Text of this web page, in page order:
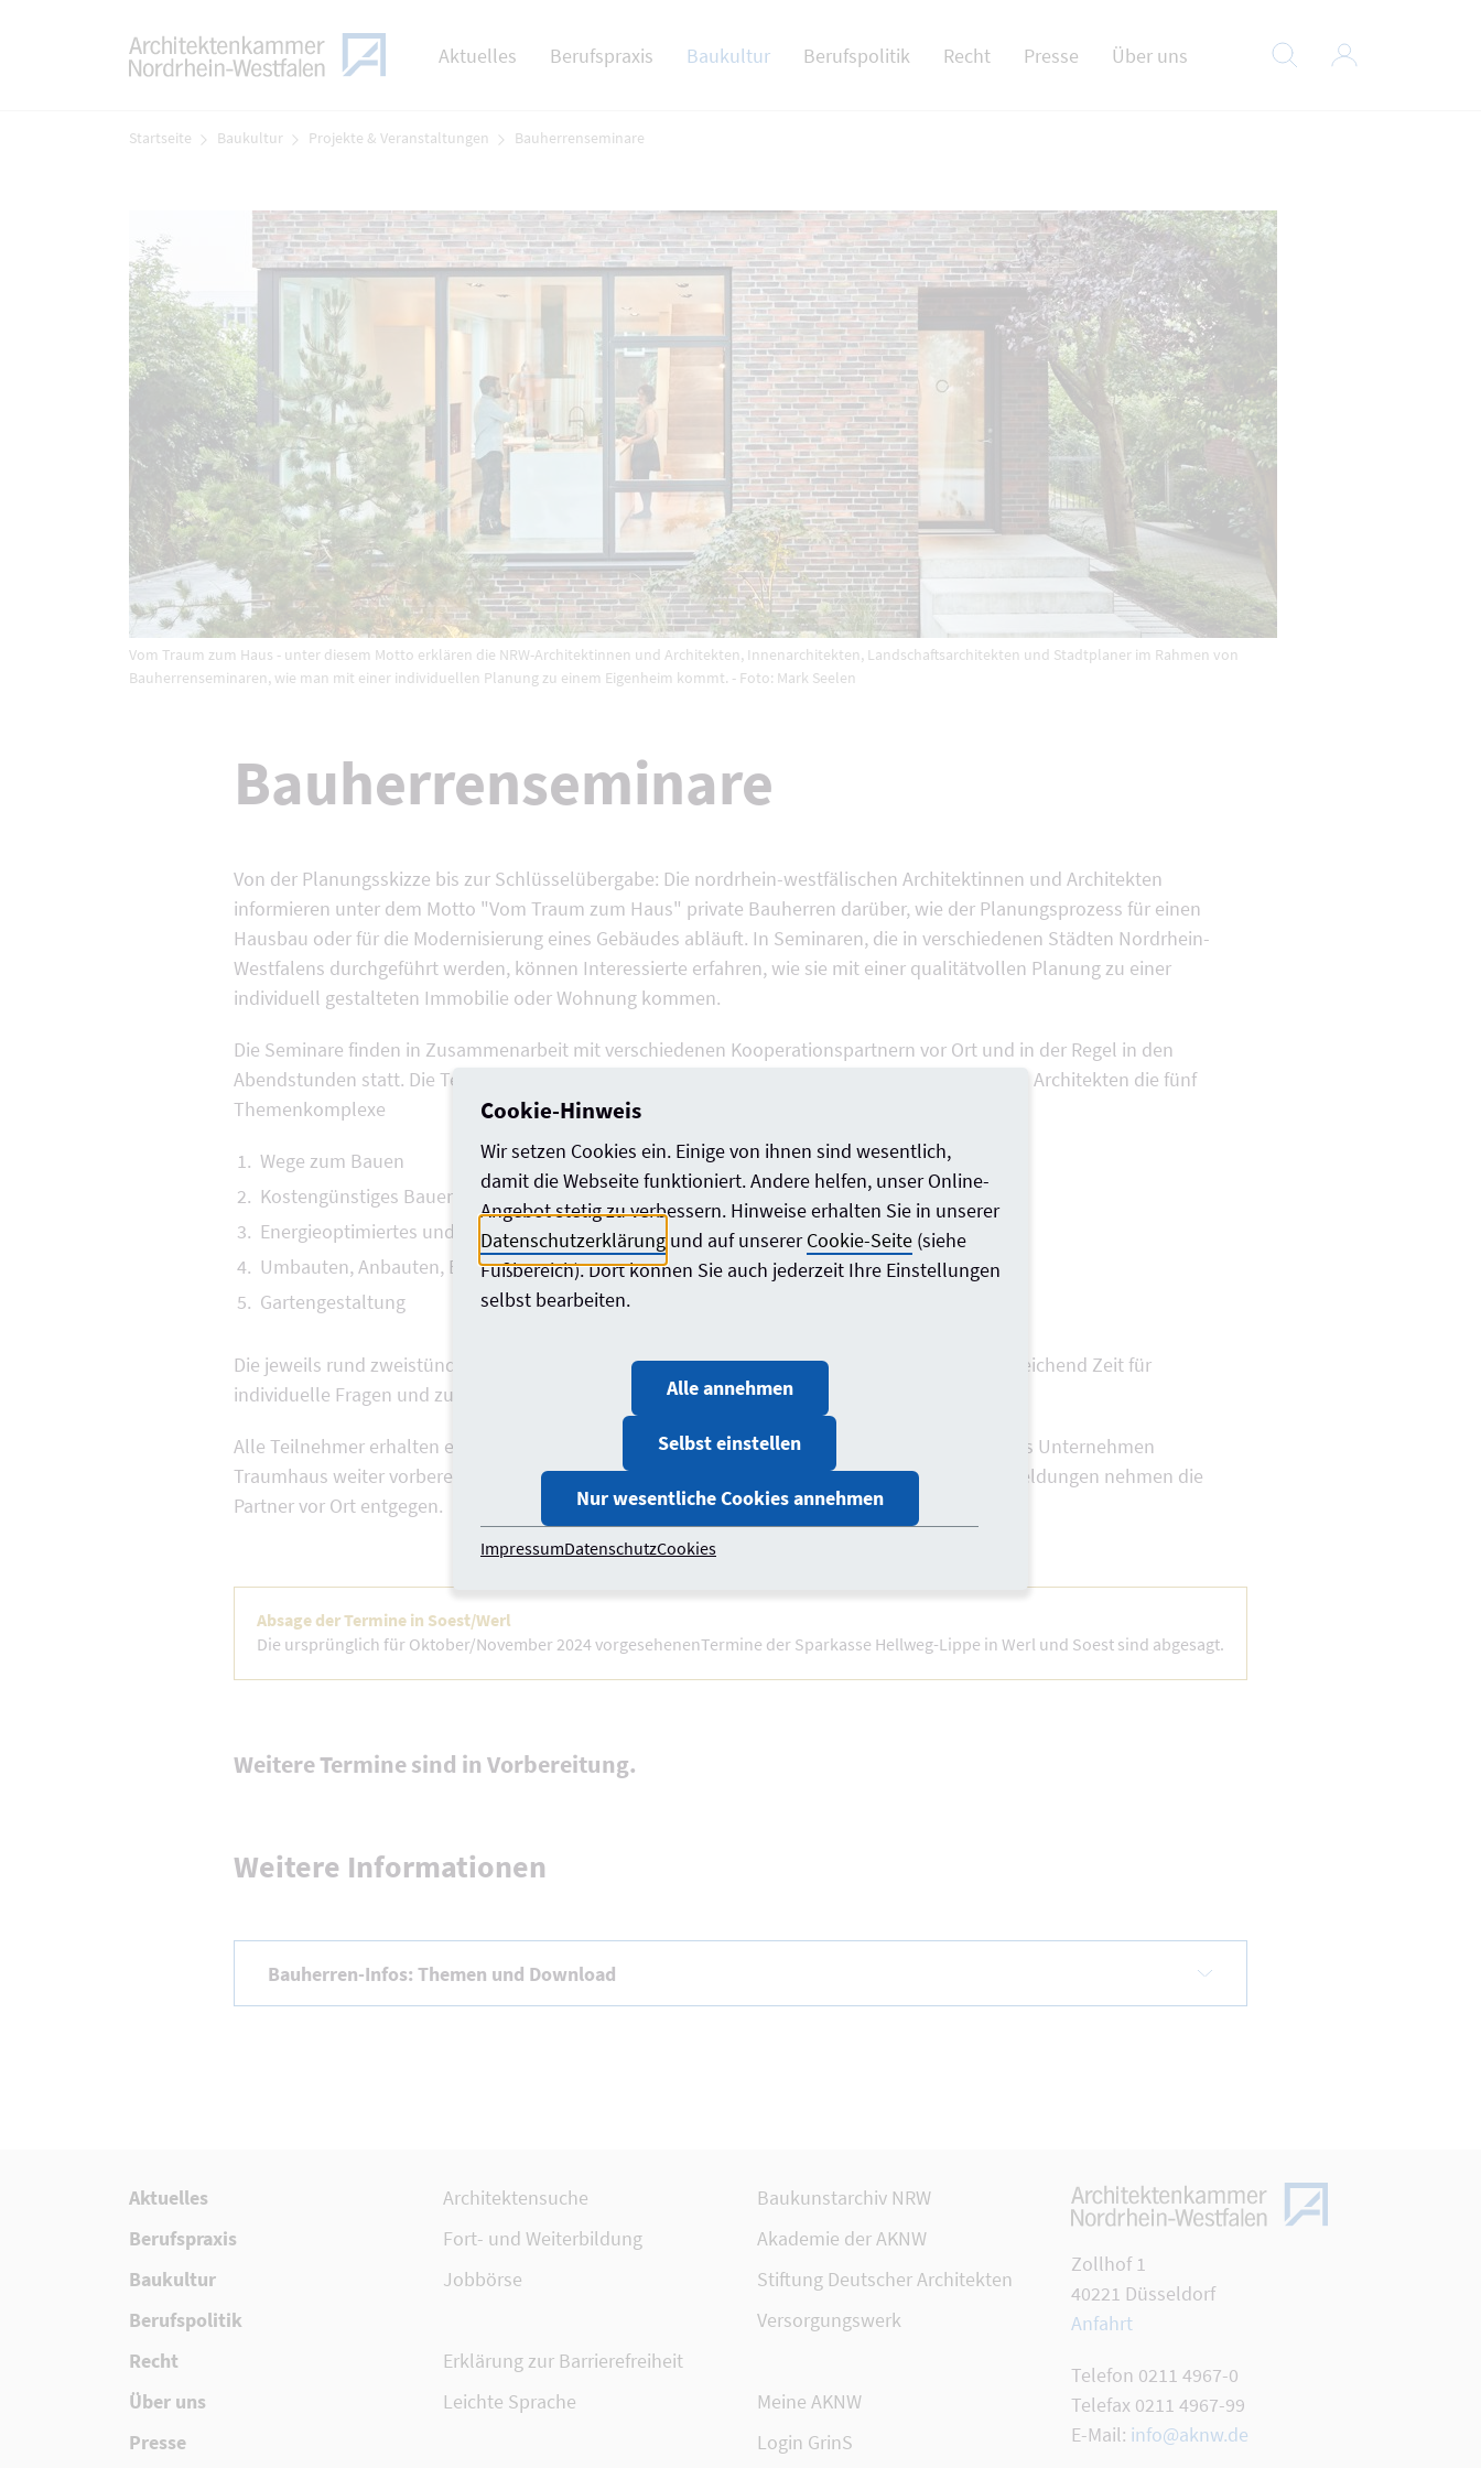
Aktuelles
Berufspraxis Baukultur Berufspolitik Recht Presse Über uns
Startseite Baukultur Projekte & Veranstaltungen Bauherrenseminare
Vom Traum zum Haus - unter diesem Motto erklären die NRW-Architektinnen und Architekten, Innenarchitekten, Landschaftsarchitekten und Stadtplaner im Rahmen von
Bauherrenseminaren, wie man mit einer individuellen Planung zu einem Eigenheim kommt. - Foto: Mark Seelen
Bauherrenseminare
Von der Planungsskizze bis zur Schlüsselübergabe: Die nordrhein-westfälischen Architektinnen und Architekten
informieren unter dem Motto "Vom Traum zum Haus" private Bauherren darüber, wie der Planungsprozess für einen
Hausbau oder für die Modernisierung eines Gebäudes abläuft. In Seminaren, die in verschiedenen Städten Nordrhein-
Westfalens durchgeführt werden, können Interessierte erfahren, wie sie mit einer qualitätvollen Planung zu einer
individuell gestalteten Immobilie oder Wohnung kommen.
Die Seminare finden in Zusammenarbeit mit verschiedenen Kooperationspartnern vor Ort und in der Regel in den
Abendstunden statt. Die Teilnehmer erarbeiten unter der Leitung erfahrener Architektinnen und Architekten die fünf
Themenkomplexe
Wege zum Bauen
Kostengünstiges Bauen
Energieoptimiertes und umweltschonendes Bauen
Umbauten, Anbauten, Bauen im Bestand
Gartengestaltung
Die jeweils rund zweistündigen Veranstaltungen sind so aufgebaut, dass den Teilnehmern ausreichend Zeit für
individuelle Fragen und zur Diskussion bleibt.
Alle Teilnehmer erhalten einen umfangreichen Schulungsordner, um sich auch zu Hause auf das Unternehmen
Traumhaus weiter vorbereiten zu können. Die Teilnahme an den Seminaren ist kostenlos. Anmeldungen nehmen die
Partner vor Ort entgegen.
Absage der Termine in Soest/Werl
Die ursprünglich für Oktober/November 2024 vorgesehenenTermine der Sparkasse Hellweg-Lippe in Werl und Soest sind abgesagt.
Weitere Termine sind in Vorbereitung.
Weitere Informationen
Bauherren-Infos: Themen und Download
Aktuelles
Berufspraxis
Baukultur
Berufspolitik
Recht
Über uns
Presse
Architektensuche
Fort- und Weiterbildung
Jobbörse
Erklärung zur Barrierefreiheit
Leichte Sprache
Baukunstarchiv NRW
Akademie der AKNW
Stiftung Deutscher Architekten
Versorgungswerk
Meine AKNW
Login GrinS
Zollhof 1
40221 Düsseldorf
Anfahrt
Telefon 0211 4967-0
Telefax 0211 4967-99
E-Mail: info@aknw.de
Cookie-Hinweis
Wir setzen Cookies ein. Einige von ihnen sind wesentlich,
damit die Webseite funktioniert. Andere helfen, unser Online-
Angebot stetig zu verbessern. Hinweise erhalten Sie in unserer
Datenschutzerklärung und auf unsererCookie-Seite (siehe
Fußbereich). Dort können Sie auch jederzeit Ihre Einstellungen
selbst bearbeiten.
Alle annehmen
Selbst einstellen
Nur wesentliche Cookies annehmen
ImpressumDatenschutzCookies